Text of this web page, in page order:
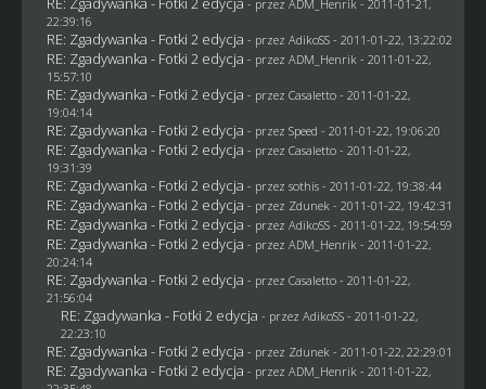
- przez ADM_Henrik - 2011-01-21,
22:39:16
RE: Zgadywanka - Fotki 2 edycja - przez AdikoSS - 2011-01-22, 13:22:02
RE: Zgadywanka - Fotki 2 edycja - przez ADM_Henrik - 2011-01-22,
15:57:10
RE: Zgadywanka - Fotki 2 edycja - przez Casaletto- 2011-01-22,
19:04:14
RE: Zgadywanka - Fotki 2 edycja - przez Speed - 2011-01-22, 19:06:20
RE: Zgadywanka - Fotki 2 edycja - przez Casaletto- 2011-01-22,
19:31:39
RE: Zgadywanka - Fotki 2 edycja - przez sothis- 2011-01-22, 19:38:44
RE: Zgadywanka - Fotki 2 edycja - przez Zdunek - 2011-01-22, 19:42:31
RE: Zgadywanka - Fotki 2 edycja - przez AdikoSS - 2011-01-22, 19:54:59
RE: Zgadywanka - Fotki 2 edycja - przez ADM_Henrik - 2011-01-22,
20:24:14
RE: Zgadywanka - Fotki 2 edycja - przez Casaletto- 2011-01-22,
21:56:04
RE: Zgadywanka - Fotki 2 edycja - przez AdikoSS - 2011-01-22,
22:23:10
RE: Zgadywanka - Fotki 2 edycja - przez Zdunek - 2011-01-22, 22:29:01
RE: Zgadywanka - Fotki 2 edycja - przez ADM_Henrik - 2011-01-22,